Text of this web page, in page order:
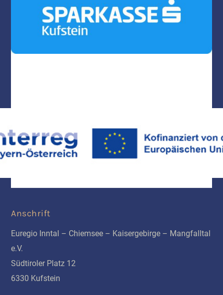
Anschrift
Euregio Inntal – Chiemsee – Kaisergebirge – Mangfalltal
e.V.
Südtiroler Platz 12
6330 Kufstein